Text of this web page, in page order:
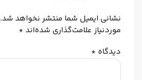
نشانی ایمیل شما منتشر نخواهد شد.
موردنیاز علامت‌گذاری شده‌اند *
دیدگاه *